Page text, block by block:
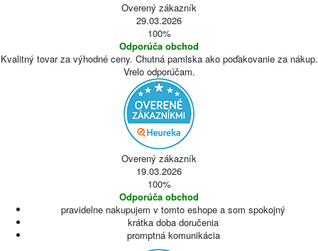
Overený zákazník
29.03.2026
100%
Odporúča obchod
Kvalitný tovar za výhodné ceny. Chutná pamlska ako poďakovanie za nákup.
Vrelo odporúčam.
Overený zákazník
19.03.2026
100%
Odporúča obchod
pravidelne nakupujem v tomto eshope a som spokojný
krátka doba doručenia
promptná komunikácia